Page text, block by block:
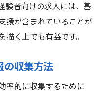
験者向けの求人には、基
援が含まれていることが
く上でも有益です。
の収集方法
率的に収集するために